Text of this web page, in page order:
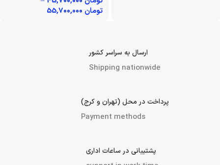
تومان
ارسال به سراسر کشور
Shipping nationwide
پرداخت در محل (تهران و کرج)
Payment methods
پشتیبانی در ساعات اداری